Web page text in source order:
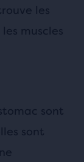
les
muscles
sont
sont